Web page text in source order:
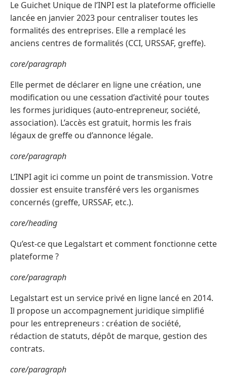
Le Guichet Unique de l’INPI est la plateforme officielle
lancée en janvier 2023 pour centraliser toutes les
formalités des entreprises. Elle a remplacé les
anciens centres de formalités (CCI, URSSAF, greffe).
core/paragraph
Elle permet de déclarer en ligne une création, une
modification ou une cessation d’activité pour toutes
les formes juridiques (auto-entrepreneur, société,
association). L’accès est gratuit, hormis les frais
légaux de greffe ou d’annonce légale.
core/paragraph
L’INPI agit ici comme un point de transmission. Votre
dossier est ensuite transféré vers les organismes
concernés (greffe, URSSAF, etc.).
core/heading
Qu’est-ce que Legalstart et comment fonctionne cette
plateforme ?
core/paragraph
Legalstart est un service privé en ligne lancé en 2014.
Il propose un accompagnement juridique simplifié
pour les entrepreneurs : création de société,
rédaction de statuts, dépôt de marque, gestion des
contrats.
core/paragraph